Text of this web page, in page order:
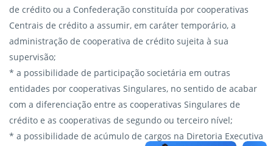
de crédito ou a Confederação constituída por cooperativas
Centrais de crédito a assumir, em caráter temporário, a
administração de cooperativa de crédito sujeita à sua
supervisão;
* a possibilidade de participação societária em outras
entidades por cooperativas Singulares, no sentido de acabar
com a diferenciação entre as cooperativas Singulares de
crédito e as cooperativas de segundo ou terceiro nível;
* a possibilidade de acúmulo de cargos na Diretoria Executiva